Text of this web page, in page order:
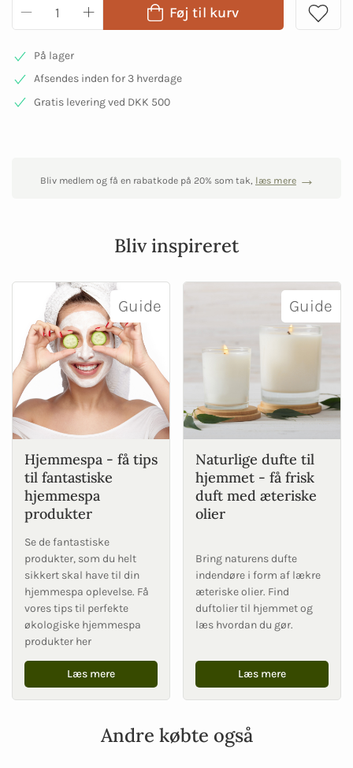
Føj til kurv
På lager
Afsendes inden for 3 hverdage
Gratis levering ved DKK 500
Bliv medlem og få en rabatkode på 20% som tak, læs mere
Bliv inspireret
Guide
Hjemmespa - få tips
til fantastiske
hjemmespa
produkter
Se de fantastiske
produkter, som du helt
sikkert skal have til din
hjemmespa oplevelse. Få
vores tips til perfekte
økologiske hjemmespa
produkter her
Læs mere
Guide
Naturlige dufte til
hjemmet - få frisk
duft med æteriske
olier
Bring naturens dufte
indendøre i form af lækre
æteriske olier. Find
duftolier til hjemmet og
læs hvordan du gør.
Læs mere
Andre købte også